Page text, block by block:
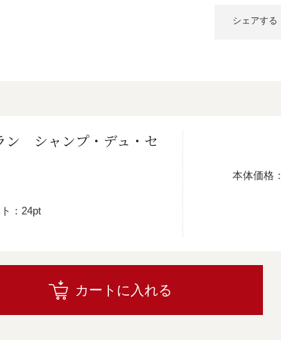
シェアする
シャンプ・デュ・セ
：24pt
本体価格：
カートに入れる